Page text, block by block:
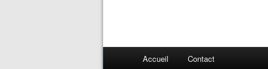
Accueil Contact